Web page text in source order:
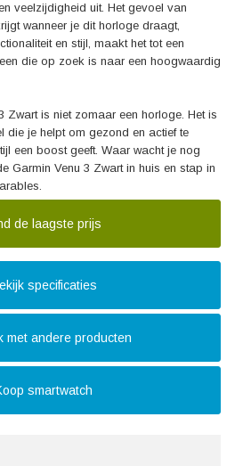
veelzijdigheid uit. Het gevoel van
wanneer je dit horloge draagt,
en stijl, maakt het tot een
die op zoek is naar een hoogwaardig
Zwart is niet zomaar een horloge. Het is
die je helpt om gezond en actief te
een boost geeft. Waar wacht je nog
Garmin Venu 3 Zwart in huis en stap in
de laagste prijs
specificaties
met andere producten
smartwatch